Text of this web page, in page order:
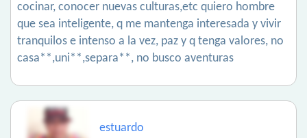
cocinar, conocer nuevas culturas,etc quiero hombre
que sea inteligente, q me mantenga interesada y vivir
tranquilos e intenso a la vez, paz y q tenga valores, no
casa**,uni**,separa**, no busco aventuras
estuardo